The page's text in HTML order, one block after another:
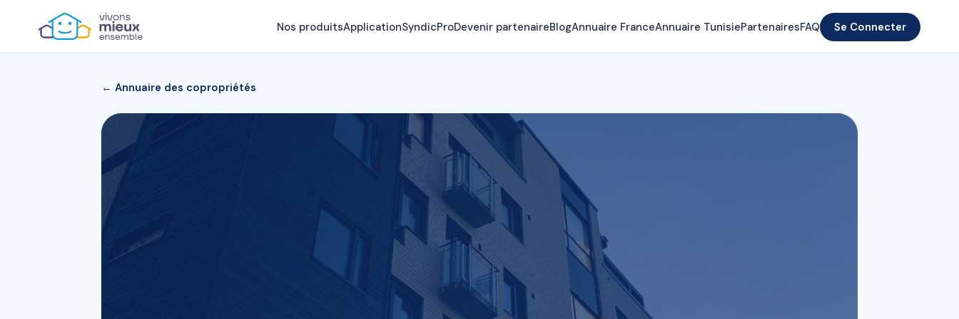
Nos produitsApplicationSyndicProDevenir partenaireBlogAnnuaire FranceAnnuaire TunisiePartenairesFAQ Se Connecter
← Annuaire des copropriétés